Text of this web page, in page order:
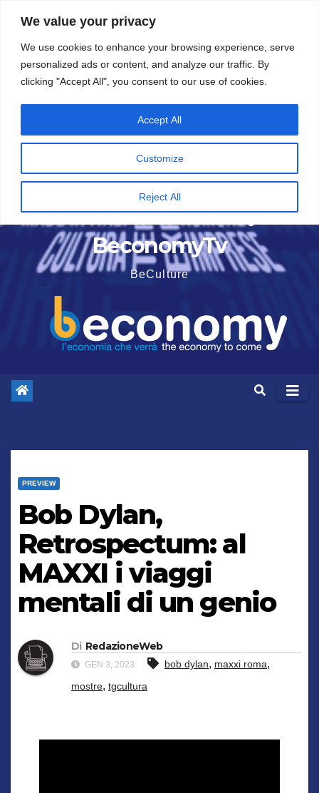
We value your privacy
We use cookies to enhance your browsing experience, serve
personalized ads or content, and analyze our traffic. By
clicking "Accept All", you consent to our use of cookies.
Customize
Reject All
Accept All
contenuto
5 Agosto 2026
BeconomyTv
BeCulture
PREVIEW
Bob Dylan,
Retrospectum: al
MAXXI i viaggi
mentali di un genio
Di RedazioneWeb
GEN 3, 2023 bob dylan, maxxi roma,
mostre, tgcultura